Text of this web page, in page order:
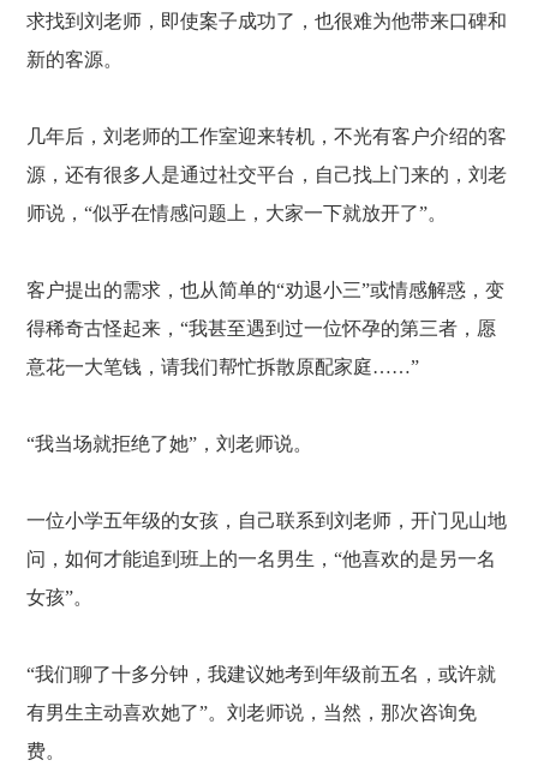
求找到刘老师，即使案子成功了，也很难为他带来口碑和
新的客源。
几年后，刘老师的工作室迎来转机，不光有客户介绍的客
源，还有很多人是通过社交平台，自己找上门来的，刘老
师说，“似乎在情感问题上，大家一下就放开了”。
客户提出的需求，也从简单的“劝退小三”或情感解惑，变
得稀奇古怪起来，“我甚至遇到过一位怀孕的第三者，愿
意花一大笔钱，请我们帮忙拆散原配家庭……”
“我当场就拒绝了她”，刘老师说。
一位小学五年级的女孩，自己联系到刘老师，开门见山地
问，如何才能追到班上的一名男生，“他喜欢的是另一名
女孩”。
“我们聊了十多分钟，我建议她考到年级前五名，或许就
有男生主动喜欢她了”。刘老师说，当然，那次咨询免
费。